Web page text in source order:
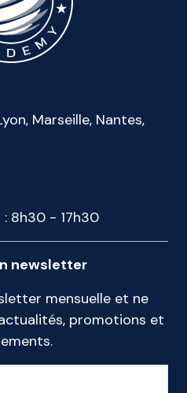
Marseille, Nantes,
: 8h30 - 17h30
newsletter
mensuelle et ne
promotions et